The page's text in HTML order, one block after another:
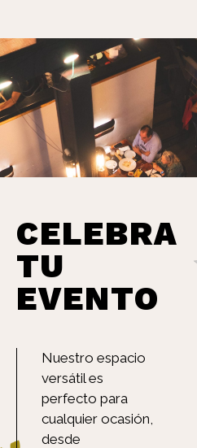
CELEBRA
TU
EVENTO
Nuestro espacio
versátil es
perfecto para
cualquier ocasión,
desde